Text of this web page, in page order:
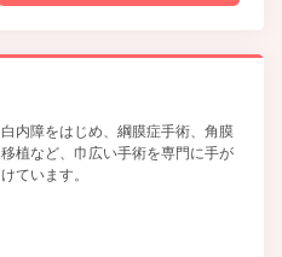
白内障をはじめ、綱膜症手術、角膜
移植など、巾広い手術を専門に手が
けています。